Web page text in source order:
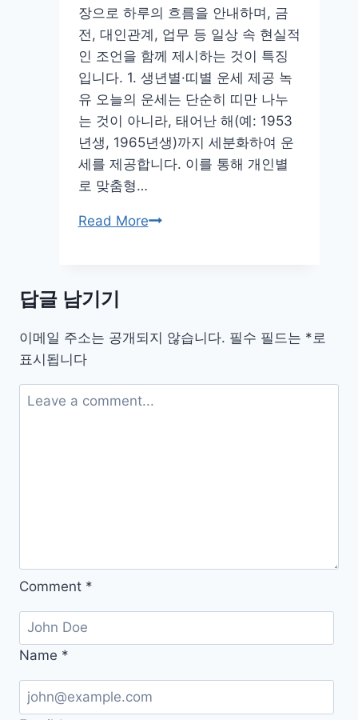
장으로 하루의 흐름을 안내하며, 금
전, 대인관계, 업무 등 일상 속 현실적
인 조언을 함께 제시하는 것이 특징
입니다. 1. 생년별·띠별 운세 제공 녹
유 오늘의 운세는 단순히 띠만 나누
는 것이 아니라, 태어난 해(예: 1953
년생, 1965년생)까지 세분화하여 운
세를 제공합니다. 이를 통해 개인별
로 맞춤형…
Read More녹
세
답글 남기기
이메일 주소는 공개되지 않습니다. 필수 필드는 *로
표시됩니다
Comment *
Name *